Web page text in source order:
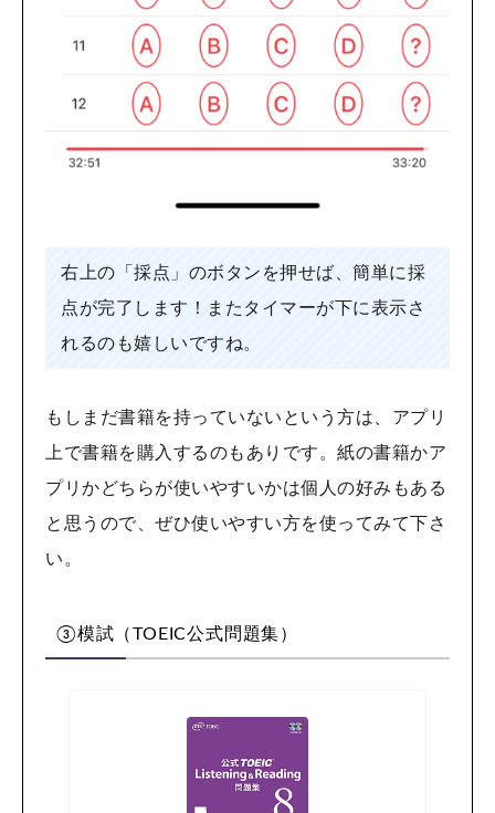
右上の「採点」のボタンを押せば、簡単に採
点が完了します！またタイマーが下に表示さ
れるのも嬉しいですね。
もしまだ書籍を持っていないという方は、アプリ
上で書籍を購入するのもありです。紙の書籍かア
プリかどちらが使いやすいかは個人の好みもある
と思うので、ぜひ使いやすい方を使ってみて下さ
い。
③模試（TOEIC公式問題集）